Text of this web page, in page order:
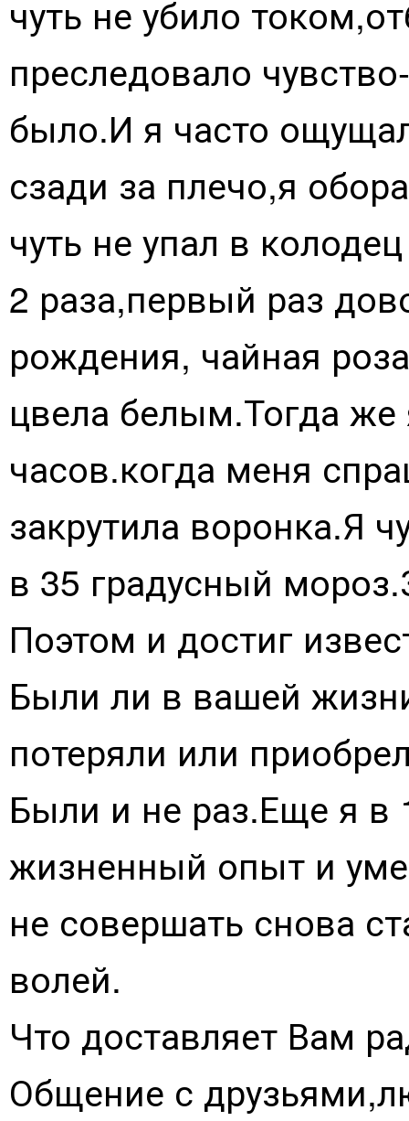
чуть не убило
преследовало
было.И я часто
сзади за плечо,я
чуть не упал в
2 раза,первый раз
рождения, чайная
цвела белым.Тогда же
часов.когда меня
закрутила воронка.Я
в 35 градусный
Поэтом и достиг
Были ли в вашей
потеряли или
Были и не раз.Еще я в
жизненный опыт и
не совершать снова
волей.
Что доставляет Вам
Общение с